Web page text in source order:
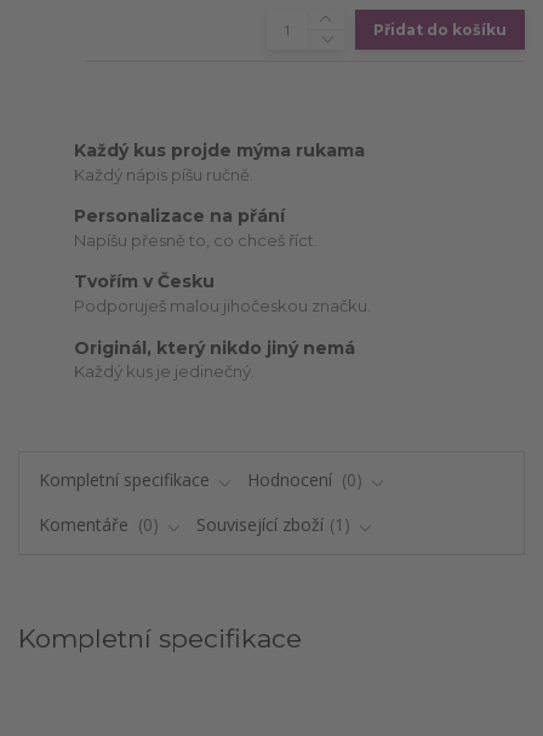
Přidat do košíku
Každý kus projde mýma rukama
Každý nápis píšu ručně.
Personalizace na přání
Napíšu přesně to, co chceš říct.
Tvořím v Česku
Podporuješ malou jihočeskou značku.
Originál, který nikdo jiný nemá
Každý kus je jedinečný.
Kompletní specifikace Hodnocení
0
Komentáře
0 Související zboží 1
Kompletní specifikace